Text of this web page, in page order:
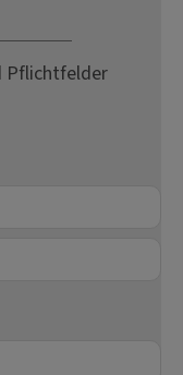
Pflichtfelder